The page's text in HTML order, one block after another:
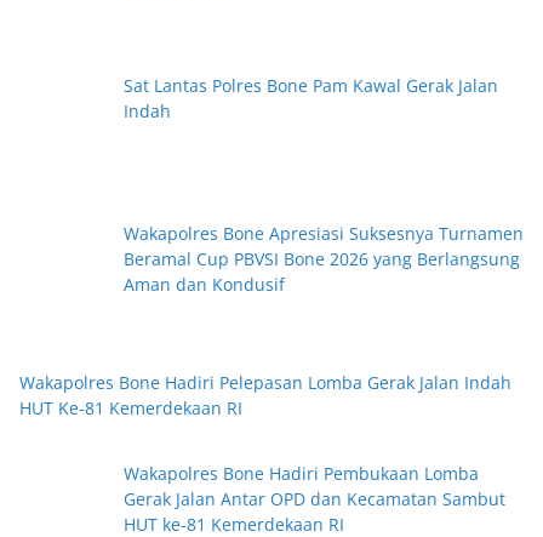
Sat Lantas Polres Bone Pam Kawal Gerak Jalan
Indah
Wakapolres Bone Apresiasi Suksesnya Turnamen
Beramal Cup PBVSI Bone 2026 yang Berlangsung
Aman dan Kondusif
Wakapolres Bone Hadiri Pelepasan Lomba Gerak Jalan Indah
HUT Ke-81 Kemerdekaan RI
Wakapolres Bone Hadiri Pembukaan Lomba
Gerak Jalan Antar OPD dan Kecamatan Sambut
HUT ke-81 Kemerdekaan RI